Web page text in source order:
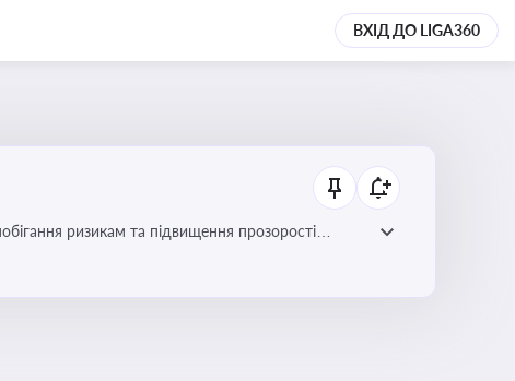
ВХІД ДО LIGA360
ризикам та підвищення прозорості